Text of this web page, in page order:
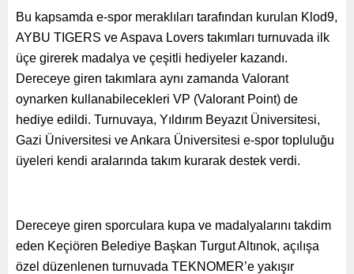
Bu kapsamda e-spor meraklıları tarafından kurulan Klod9,
AYBU TIGERS ve Aspava Lovers takımları turnuvada ilk
üçe girerek madalya ve çeşitli hediyeler kazandı.
Dereceye giren takımlara aynı zamanda Valorant
oynarken kullanabilecekleri VP (Valorant Point) de
hediye edildi. Turnuvaya, Yıldırım Beyazıt Üniversitesi,
Gazi Üniversitesi ve Ankara Üniversitesi e-spor topluluğu
üyeleri kendi aralarında takım kurarak destek verdi.
Dereceye giren sporculara kupa ve madalyalarını takdim
eden Keçiören Belediye Başkan Turgut Altınok, açılışa
özel düzenlenen turnuvada TEKNOMER’e yakışır